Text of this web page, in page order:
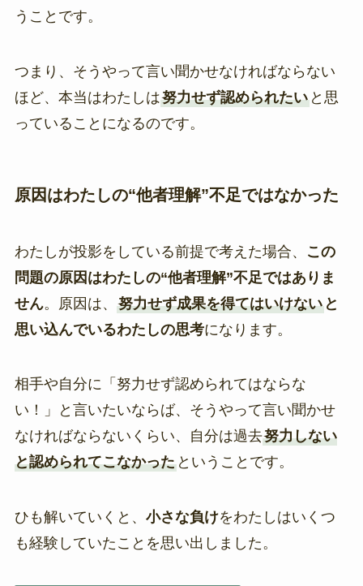
うことです。
つまり、そうやって言い聞かせなければならない
ほど、本当はわたしは努力せず認められたいと思
っていることになるのです。
原因はわたしの“他者理解”不足ではなかった
わたしが投影をしている前提で考えた場合、
この
問題の原因はわたしの“他者理解”不足ではありま
せん。原因は、 努力せず成果を得てはいけないと
思い込んでいるわたしの思考になります。
相手や自分に「努力せず認められてはならな
い！」と言いたいならば、そうやって言い聞かせ
なければならないくらい、自分は過去努力しない
と認められてこなかったということです。
ひも解いていくと、 小さな負けをわたしはいくつ
も経験していたことを思い出しました。